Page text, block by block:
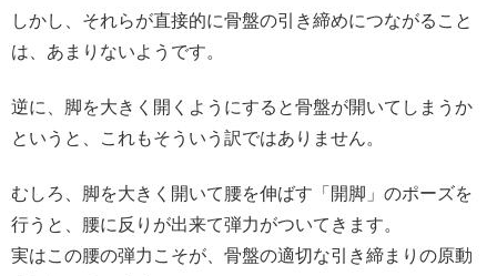
しかし、それらが直接的に骨盤の引き締めにつながること
は、あまりないようです。
逆に、脚を大きく開くようにすると骨盤が開いてしまうか
というと、これもそういう訳ではありません。
むしろ、脚を大きく開いて腰を伸ばす「開脚」のポーズを
行うと、腰に反りが出来て弾力がついてきます。
実はこの腰の弾力こそが、骨盤の適切な引き締まりの原動